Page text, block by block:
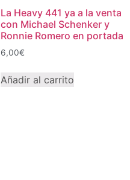
La Heavy 441 ya a la venta
con Michael Schenker y
Ronnie Romero en portada
6,00€
Añadir al carrito